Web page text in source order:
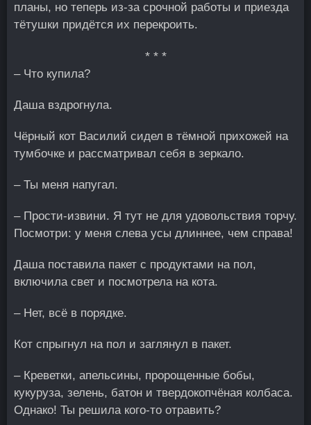
планы, но теперь из-за срочной работы и приезда
тётушки придётся их перекроить.
* * *
– Что купила?
Даша вздрогнула.
Чёрный кот Василий сидел в тёмной прихожей на
тумбочке и рассматривал себя в зеркало.
– Ты меня напугал.
– Прости-извини. Я тут не для удовольствия торчу.
Посмотри: у меня слева усы длиннее, чем справа!
Даша поставила пакет с продуктами на пол,
включила свет и посмотрела на кота.
– Нет, всё в порядке.
Кот спрыгнул на пол и заглянул в пакет.
– Креветки, апельсины, пророщенные бобы,
кукуруза, зелень, батон и твердокопчёная колбаса.
Однако! Ты решила кого-то отравить?